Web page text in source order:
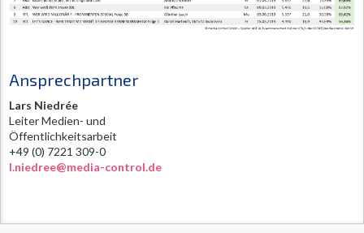
Ansprechpartner
Lars Niedrée
Leiter Medien- und
Öffentlichkeitsarbeit
+49 (0) 7221 309-0
l.niedree@media-control.de